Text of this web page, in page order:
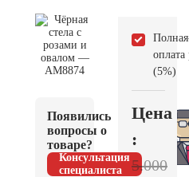
Появились
вопросы о
товаре?
Консультация
специалиста
Полная
оплата
(5%)
Цена
:
5.000